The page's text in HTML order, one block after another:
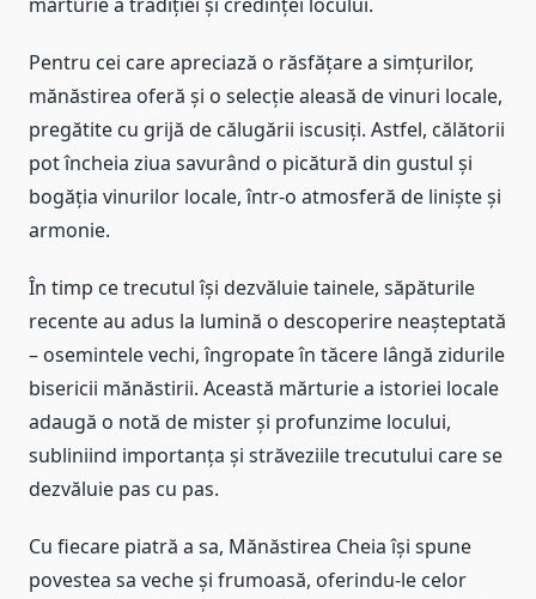
Pentru cei care apreciază o răsfățare a simțurilor,
mănăstirea oferă și o selecție aleasă de vinuri locale,
pregătite cu grijă de călugării iscusiți. Astfel, călătorii
pot încheia ziua savurând o picătură din gustul și
bogăția vinurilor locale, într-o atmosferă de liniște și
armonie.
În timp ce trecutul își dezvăluie tainele, săpăturile
recente au adus la lumină o descoperire neașteptată
– osemintele vechi, îngropate în tăcere lângă zidurile
bisericii mănăstirii. Această mărturie a istoriei locale
adaugă o notă de mister și profunzime locului,
subliniind importanța și străveziile trecutului care se
dezvăluie pas cu pas.
Cu fiecare piatră a sa, Mănăstirea Cheia își spune
povestea sa veche și frumoasă, oferindu-le celor